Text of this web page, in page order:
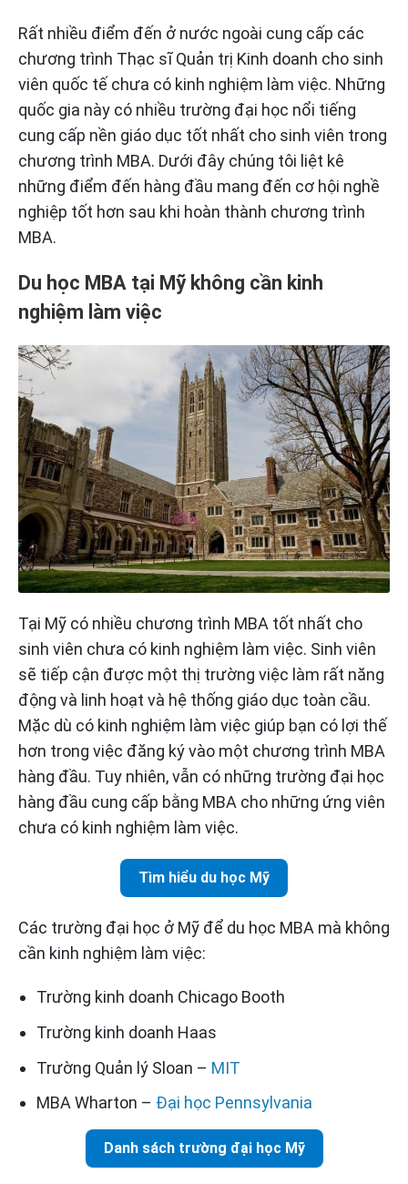
Rất nhiều điểm đến ở nước ngoài cung cấp các
chương trình Thạc sĩ Quản trị Kinh doanh cho sinh
viên quốc tế chưa có kinh nghiệm làm việc. Những
quốc gia này có nhiều trường đại học nổi tiếng
cung cấp nền giáo dục tốt nhất cho sinh viên trong
chương trình MBA. Dưới đây chúng tôi liệt kê
những điểm đến hàng đầu mang đến cơ hội nghề
nghiệp tốt hơn sau khi hoàn thành chương trình
MBA.
Du học MBA tại Mỹ không cần kinh
nghiệm làm việc
Tại Mỹ có nhiều chương trình MBA tốt nhất cho
sinh viên chưa có kinh nghiệm làm việc. Sinh viên
sẽ tiếp cận được một thị trường việc làm rất năng
động và linh hoạt và hệ thống giáo dục toàn cầu.
Mặc dù có kinh nghiệm làm việc giúp bạn có lợi thế
hơn trong việc đăng ký vào một chương trình MBA
hàng đầu. Tuy nhiên, vẫn có những trường đại học
hàng đầu cung cấp bằng MBA cho những ứng viên
chưa có kinh nghiệm làm việc.
Tìm hiểu du học Mỹ
Các trường đại học ở Mỹ để du học MBA mà không
cần kinh nghiệm làm việc:
Trường kinh doanh Chicago Booth
Trường kinh doanh Haas
Trường Quản lý Sloan – MIT
MBA Wharton – Đại học Pennsylvania
Danh sách trường đại học Mỹ